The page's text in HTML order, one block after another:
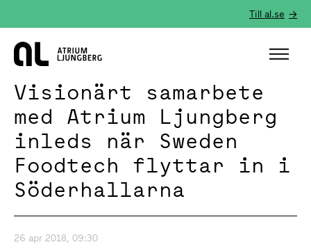
Till al.se
Hem
Visionärt samarbete
med Atrium Ljungberg
inleds när Sweden
Foodtech flyttar in i
Söderhallarna
26 apr 2018, 09:30